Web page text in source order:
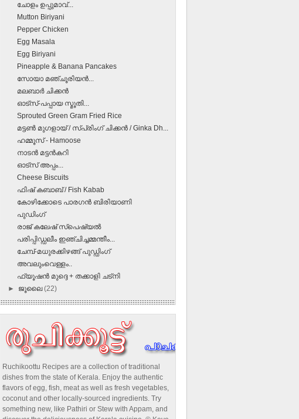
ചോളം ഉപ്പുമാവ്...
Mutton Biriyani
Pepper Chicken
Egg Masala
Egg Biriyani
Pineapple & Banana Pancakes
സോയാ മഞ്ചൂരിയൻ...
മലബാര്‍ ചിക്കന്‍
ഓട്സ്-പപ്പായ സ്മൂതി...
Sprouted Green Gram Fried Rice
മട്ടണ്‍ മുഗളായ് / സ്പ്രിംഗ് ചിക്കന്‍ / Ginka Dh...
ഹമ്മൂസ് - Hamoose
നാടന്‍ മട്ടന്‍കറി
ഓട്സ് അപ്പം...
Cheese Biscuits
ഫിഷ്‌ കബാബ് / Fish Kabab
കോഴിക്കോടെ പാരഗന്‍ ബിരിയാണി
പുഡിംഗ്
രാജ് കലേഷ്‌ സ്പെഷ്യല്‍
പരിപ്പിഡ്ഡലീം ഇഞ്ചിച്ചമ്മന്തീം...
ചേമ്പ്-മധുരക്കിഴങ്ങ് പുഡ്ഡിംഗ്
അവലുംവെള്ളം..
ഫ്യൂഷൻ മുദ്ദെ + തക്കാളി ചട്നി
► ജൂലൈ(22)
Ruchikoottu Recipes are a collection of traditional
dishes from the state of Kerala. Enjoy the authentic
flavors of egg, fish, meat as well as fresh vegetables,
coconut and other locally-sourced ingredients. Try
something new, like Pathiri or Stew with Appam, and